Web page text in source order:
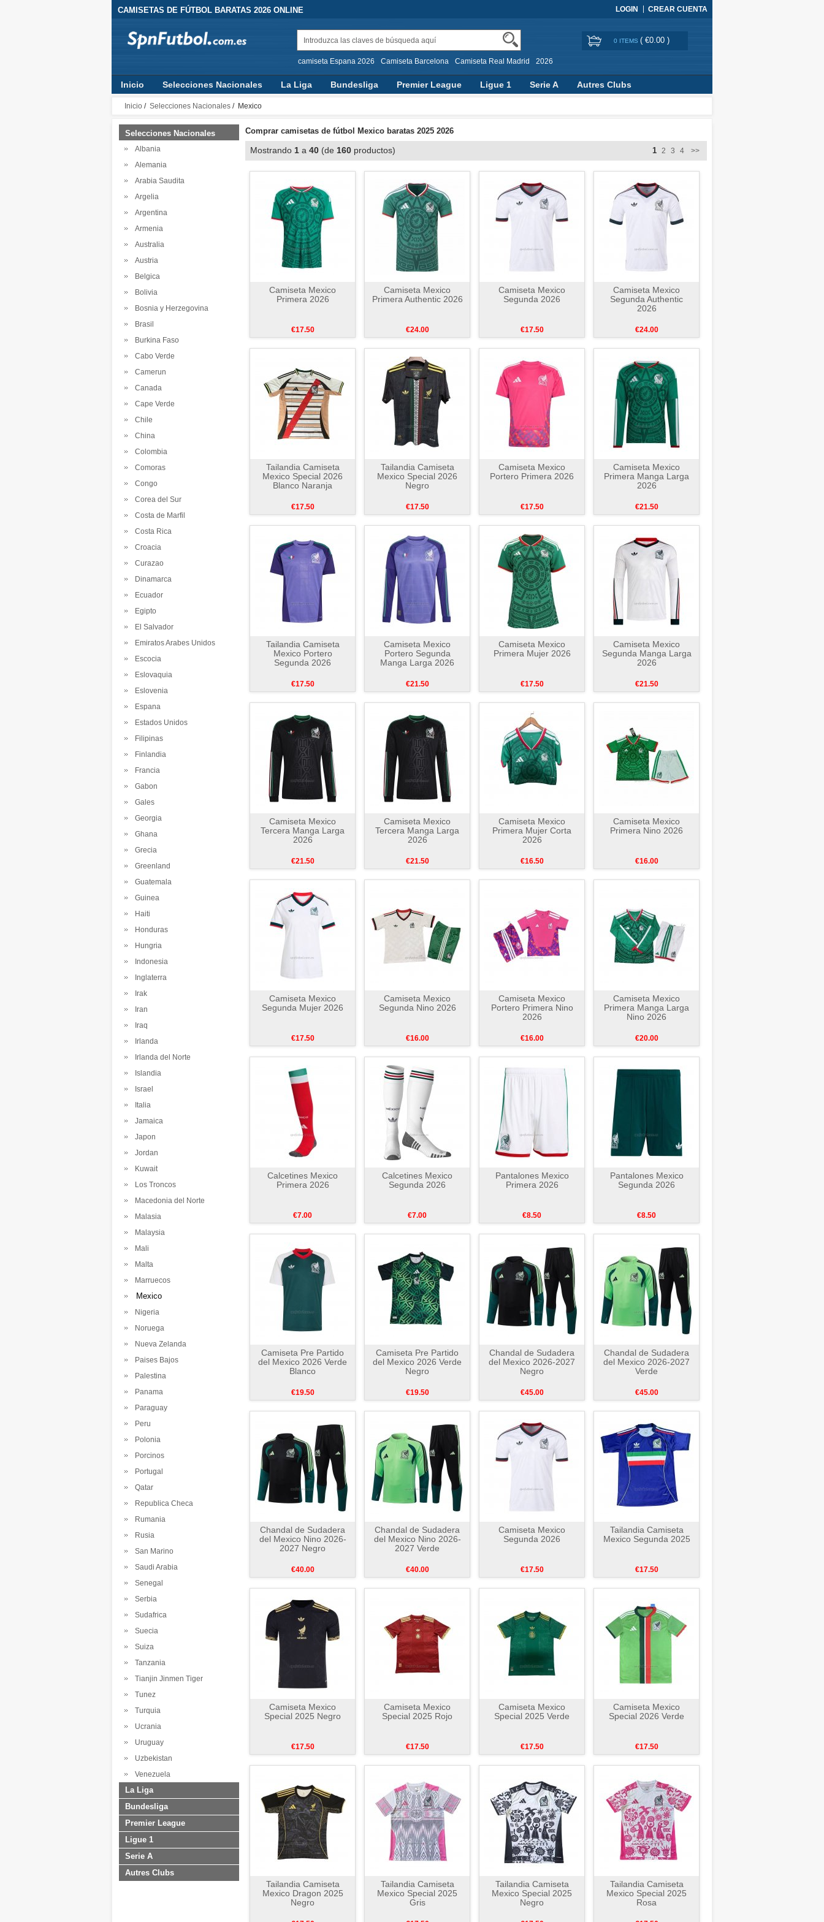
CAMISETAS DE FÚTBOL BARATAS 2026 ONLINE LOGIN CREAR CUENTA
camiseta Espana 2026 Camiseta Barcelona Camiseta Real Madrid 2026
0 ITEMS ( €0.00 )
Inicio Selecciones Nacionales La Liga Bundesliga Premier League Ligue 1 Serie A Autres Clubs
Inicio / Selecciones Nacionales / Mexico
Selecciones Nacionales
Albania
Alemania
Arabia Saudita
Argelia
Argentina
Armenia
Australia
Austria
Belgica
Bolivia
Bosnia y Herzegovina
Brasil
Burkina Faso
Cabo Verde
Camerun
Canada
Cape Verde
Chile
China
Colombia
Comoras
Congo
Corea del Sur
Costa de Marfil
Costa Rica
Croacia
Curazao
Dinamarca
Ecuador
Egipto
El Salvador
Emiratos Arabes Unidos
Escocia
Eslovaquia
Eslovenia
Espana
Estados Unidos
Filipinas
Finlandia
Francia
Gabon
Gales
Georgia
Ghana
Grecia
Greenland
Guatemala
Guinea
Haiti
Honduras
Hungria
Indonesia
Inglaterra
Irak
Iran
Iraq
Irlanda
Irlanda del Norte
Islandia
Israel
Italia
Jamaica
Japon
Jordan
Kuwait
Los Troncos
Macedonia del Norte
Malasia
Malaysia
Mali
Malta
Marruecos
Mexico
Nigeria
Noruega
Nueva Zelanda
Paises Bajos
Palestina
Panama
Paraguay
Peru
Polonia
Porcinos
Portugal
Qatar
Republica Checa
Rumania
Rusia
San Marino
Saudi Arabia
Senegal
Serbia
Sudafrica
Suecia
Suiza
Tanzania
Tianjin Jinmen Tiger
Tunez
Turquia
Ucrania
Uruguay
Uzbekistan
Venezuela
La Liga
Bundesliga
Premier League
Ligue 1
Serie A
Autres Clubs
Comprar camisetas de fútbol Mexico baratas 2025 2026
Mostrando 1 a 40 (de 160 productos) 1 2 3 4 >>
Camiseta Mexico
Primera 2026
€17.50
Camiseta Mexico
Primera Authentic 2026
€24.00
Camiseta Mexico
Segunda 2026
€17.50
Camiseta Mexico
Segunda Authentic
2026
€24.00
Tailandia Camiseta
Mexico Special 2026
Blanco Naranja
€17.50
Tailandia Camiseta
Mexico Special 2026
Negro
€17.50
Camiseta Mexico
Portero Primera 2026
€17.50
Camiseta Mexico
Primera Manga Larga
2026
€21.50
Tailandia Camiseta
Mexico Portero
Segunda 2026
€17.50
Camiseta Mexico
Portero Segunda
Manga Larga 2026
€21.50
Camiseta Mexico
Primera Mujer 2026
€17.50
Camiseta Mexico
Segunda Manga Larga
2026
€21.50
Camiseta Mexico
Tercera Manga Larga
2026
€21.50
Camiseta Mexico
Tercera Manga Larga
2026
€21.50
Camiseta Mexico
Primera Mujer Corta
2026
€16.50
Camiseta Mexico
Primera Nino 2026
€16.00
Camiseta Mexico
Segunda Mujer 2026
€17.50
Camiseta Mexico
Segunda Nino 2026
€16.00
Camiseta Mexico
Portero Primera Nino
2026
€16.00
Camiseta Mexico
Primera Manga Larga
Nino 2026
€20.00
Calcetines Mexico
Primera 2026
€7.00
Calcetines Mexico
Segunda 2026
€7.00
Pantalones Mexico
Primera 2026
€8.50
Pantalones Mexico
Segunda 2026
€8.50
Camiseta Pre Partido
del Mexico 2026 Verde
Blanco
€19.50
Camiseta Pre Partido
del Mexico 2026 Verde
Negro
€19.50
Chandal de Sudadera
del Mexico 2026-2027
Negro
€45.00
Chandal de Sudadera
del Mexico 2026-2027
Verde
€45.00
Chandal de Sudadera
del Mexico Nino 2026-
2027 Negro
€40.00
Chandal de Sudadera
del Mexico Nino 2026-
2027 Verde
€40.00
Camiseta Mexico
Segunda 2026
€17.50
Tailandia Camiseta
Mexico Segunda 2025
€17.50
Camiseta Mexico
Special 2025 Negro
€17.50
Camiseta Mexico
Special 2025 Rojo
€17.50
Camiseta Mexico
Special 2025 Verde
€17.50
Camiseta Mexico
Special 2026 Verde
€17.50
Tailandia Camiseta
Mexico Dragon 2025
Negro
Tailandia Camiseta
Mexico Special 2025
Gris
Tailandia Camiseta
Mexico Special 2025
Negro
Tailandia Camiseta
Mexico Special 2025
Rosa